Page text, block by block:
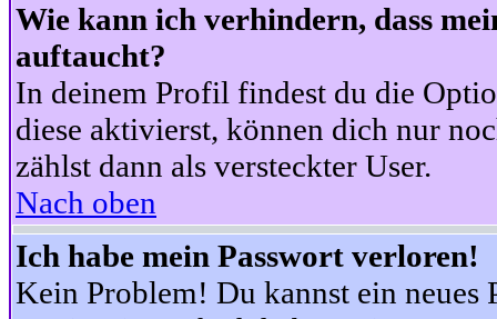
Wie kann ich verhindern, dass
auftaucht?
In deinem Profil findest du die
diese aktivierst, können dich nur
zählst dann als versteckter User.
Nach oben
Ich habe mein Passwort verloren!
Kein Problem! Du kannst ein neues